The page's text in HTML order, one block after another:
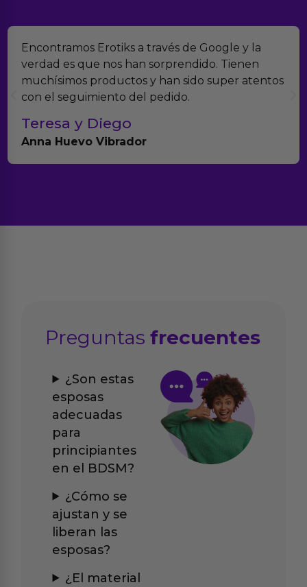
Encontramos Erotiks a través de Google y la
verdad es que nos han sorprendido. Tienen
muchísimos productos y han sido super atentos
con el seguimiento del pedido.
Teresa y Diego
Anna Huevo Vibrador
Preguntasfrecuentes
¿Son estas
esposas
adecuadas
para
principiantes
en el BDSM?
¿Cómo se
ajustan y se
liberan las
esposas?
¿El material